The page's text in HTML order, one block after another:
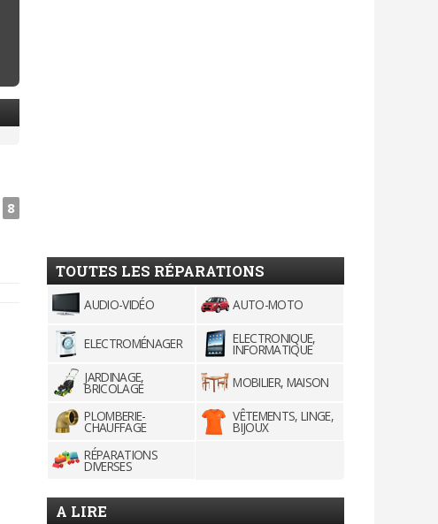
8
TOUTES LES RÉPARATIONS
AUDIO-VIDÉO AUTO-MOTO
ELECTROMÉNAGER ELECTRONIQUE,
INFORMATIQUE
JARDINAGE,
BRICOLAGE
MOBILIER, MAISON
PLOMBERIE-
CHAUFFAGE
VÊTEMENTS, LINGE,
BIJOUX
RÉPARATIONS
DIVERSES
A LIRE